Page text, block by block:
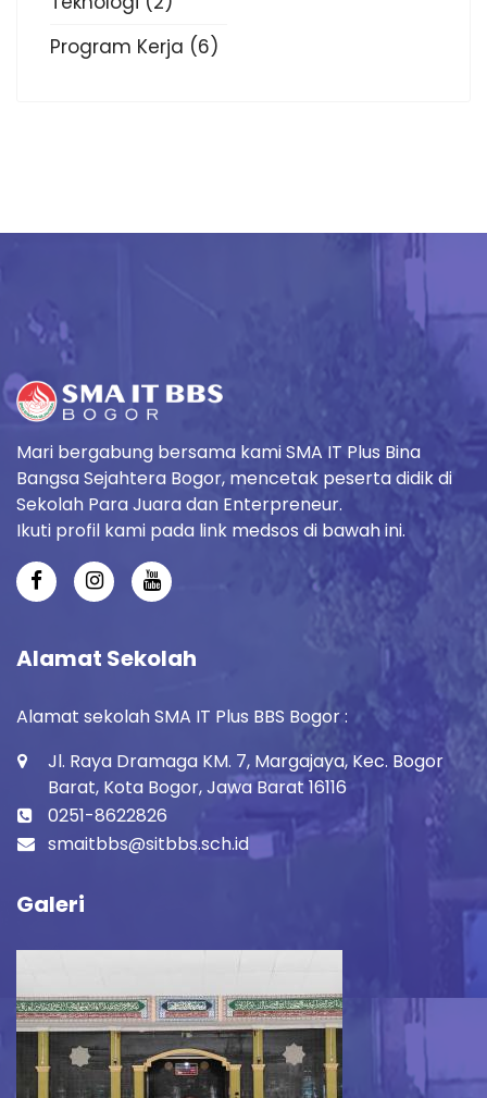
Program Kerja (6)
Mari bergabung bersama kami SMA IT Plus Bina
Bangsa Sejahtera Bogor, mencetak peserta didik di
Sekolah Para Juara dan Enterpreneur.
Ikuti profil kami pada link medsos di bawah ini.
Alamat Sekolah
Alamat sekolah SMA IT Plus BBS Bogor :
Jl. Raya Dramaga KM. 7, Margajaya, Kec. Bogor
Barat, Kota Bogor, Jawa Barat 16116
0251-8622826
smaitbbs@sitbbs.sch.id
Galeri